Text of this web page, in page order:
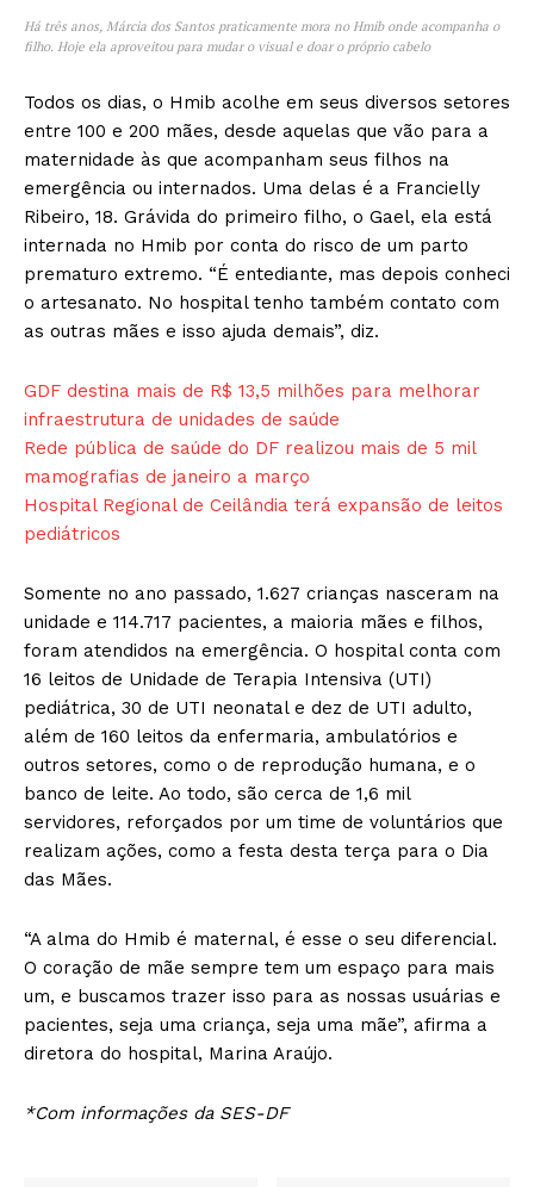
Há três anos, Márcia dos Santos praticamente mora no Hmib onde acompanha o
filho. Hoje ela aproveitou para mudar o visual e doar o próprio cabelo
Todos os dias, o Hmib acolhe em seus diversos setores
entre 100 e 200 mães, desde aquelas que vão para a
maternidade às que acompanham seus filhos na
emergência ou internados. Uma delas é a Francielly
Ribeiro, 18. Grávida do primeiro filho, o Gael, ela está
internada no Hmib por conta do risco de um parto
prematuro extremo. “É entediante, mas depois conheci
o artesanato. No hospital tenho também contato com
as outras mães e isso ajuda demais”, diz.
GDF destina mais de R$ 13,5 milhões para melhorar
infraestrutura de unidades de saúde
Rede pública de saúde do DF realizou mais de 5 mil
mamografias de janeiro a março
Hospital Regional de Ceilândia terá expansão de leitos
pediátricos
Somente no ano passado, 1.627 crianças nasceram na
unidade e 114.717 pacientes, a maioria mães e filhos,
foram atendidos na emergência. O hospital conta com
16 leitos de Unidade de Terapia Intensiva (UTI)
pediátrica, 30 de UTI neonatal e dez de UTI adulto,
além de 160 leitos da enfermaria, ambulatórios e
outros setores, como o de reprodução humana, e o
banco de leite. Ao todo, são cerca de 1,6 mil
servidores, reforçados por um time de voluntários que
realizam ações, como a festa desta terça para o Dia
das Mães.
“A alma do Hmib é maternal, é esse o seu diferencial.
O coração de mãe sempre tem um espaço para mais
um, e buscamos trazer isso para as nossas usuárias e
pacientes, seja uma criança, seja uma mãe”, afirma a
diretora do hospital, Marina Araújo.
*Com informações da SES-DF